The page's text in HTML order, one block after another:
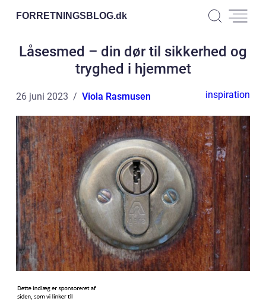
FORRETNINGSBLOG.dk
Låsesmed – din dør til sikkerhed og
tryghed i hjemmet
26 juni 2023 Viola Rasmusen inspiration